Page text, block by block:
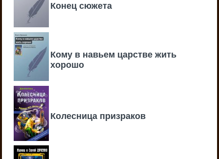
Конец сюжета
Кому в навьем царстве жить
хорошо
Колесница призраков